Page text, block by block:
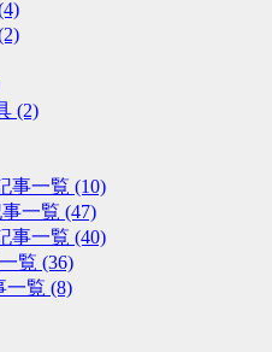
(2)
事一覧 (10)
一覧 (47)
事一覧 (40)
覧 (36)
一覧 (8)